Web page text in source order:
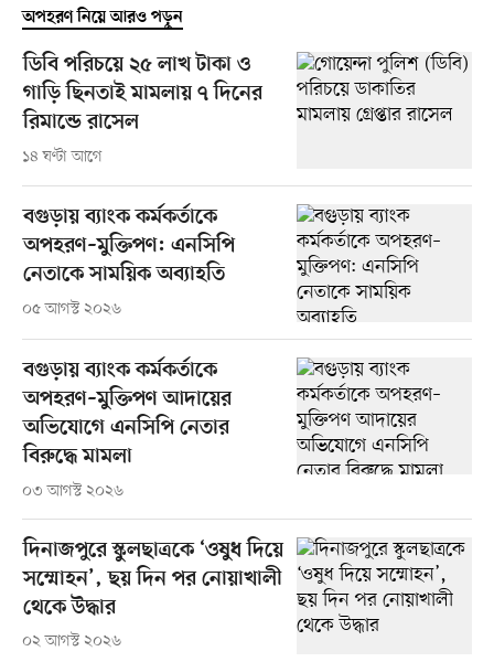
অপহরণ নিয়ে আরও পড়ুন
ডিবি পরিচয়ে ২৫ লাখ টাকা ও
গাড়ি ছিনতাই মামলায় ৭ দিনের
রিমান্ডে রাসেল
১৪ ঘণ্টা আগে
বগুড়ায় ব্যাংক কর্মকর্তাকে
অপহরণ–মুক্তিপণ: এনসিপি
নেতাকে সাময়িক অব্যাহতি
০৫ আগস্ট ২০২৬
বগুড়ায় ব্যাংক কর্মকর্তাকে
অপহরণ–মুক্তিপণ আদায়ের
অভিযোগে এনসিপি নেতার
বিরুদ্ধে মামলা
০৩ আগস্ট ২০২৬
দিনাজপুরে স্কুলছাত্রকে ‘ওষুধ দিয়ে
সম্মোহন’, ছয় দিন পর নোয়াখালী
থেকে উদ্ধার
০২ আগস্ট ২০২৬